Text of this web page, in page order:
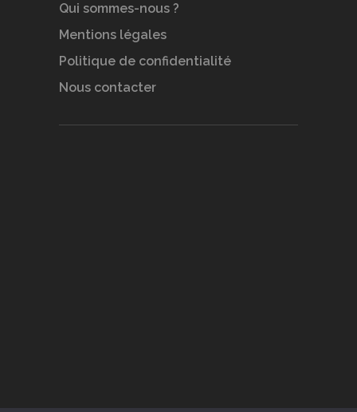
Qui sommes-nous ?
Mentions légales
Politique de confidentialité
Nous contacter